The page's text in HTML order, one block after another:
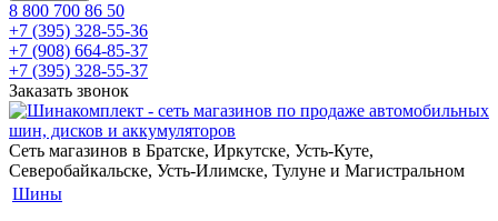
8 800 700 86 50
+7 (395) 328-55-36
+7 (908) 664-85-37
+7 (395) 328-55-37
Заказать звонок
Сеть магазинов в Братске, Иркутске, Усть-Куте,
Северобайкальске, Усть-Илимске, Тулуне и Магистральном
Шины